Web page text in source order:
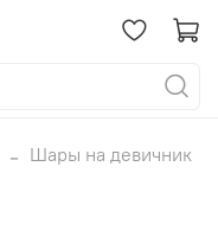
Шары на девичник